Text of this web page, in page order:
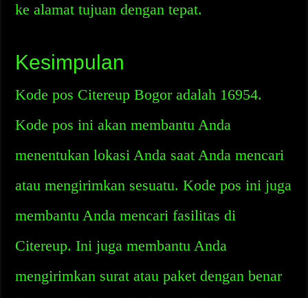
ke alamat tujuan dengan tepat.
Kesimpulan
Kode pos Citereup Bogor adalah 16954.
Kode pos ini akan membantu Anda
menentukan lokasi Anda saat Anda mencari
atau mengirimkan sesuatu. Kode pos ini juga
membantu Anda mencari fasilitas di
Citereup. Ini juga membantu Anda
mengirimkan surat atau paket dengan benar